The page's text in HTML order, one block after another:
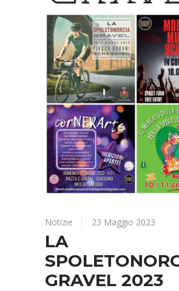
Notizie 23 Maggio 2023
LA
GRAVEL 2023